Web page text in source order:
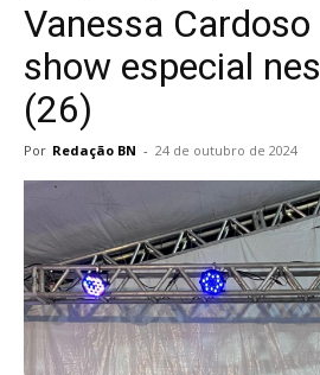
Vanessa
show especial
(26)
Por Redação BN - 24 de outubro de 2024